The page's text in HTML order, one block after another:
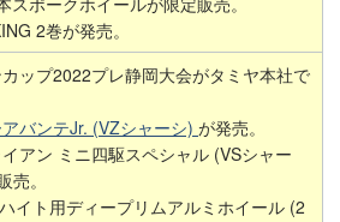
2巻が発売。
カップ2022プレ静岡大会がタミヤ本社で
バンテJr. (VZシャーシ) が発売。
イアン ミニ四駆スペシャル (VSシャー
売。
イト用ディープリムアルミホイール (2